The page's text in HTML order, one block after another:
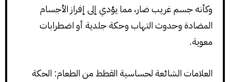
وكأنه جسم غريب ضار، مما يؤدي إلى إفراز الأجسام
المضادة وحدوث التهاب وحكة جلدية أو اضطرابات
معوية.
العلامات الشائعة لحساسية القطط من الطعام: الحكة